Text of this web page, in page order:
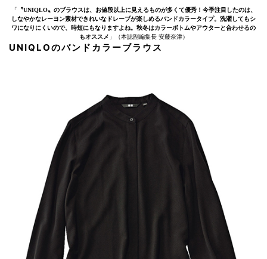
「 〝UNIQLO〟のブラウスは、お値段以上に見えるものが多くて優秀！今季注目したのは、
しなやかなレーヨン素材できれいなドレープが楽しめるバンドカラータイプ。洗濯してもシ
ワになりにくいので、時短にもなりますよね。秋冬はカラーボトムやアウターと合わせるの
もオススメ 」（本誌副編集長 安藤奈津）
UNIQLOのバンドカラーブラウス